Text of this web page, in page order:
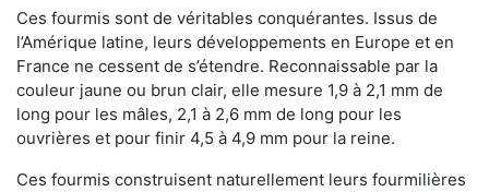
Ces fourmis sont de véritables conquérantes. Issus de
l’Amérique latine, leurs développements en Europe et en
France ne cessent de s’étendre. Reconnaissable par la
couleur jaune ou brun clair, elle mesure 1,9 à 2,1 mm de
long pour les mâles, 2,1 à 2,6 mm de long pour les
ouvrières et pour finir 4,5 à 4,9 mm pour la reine.
Ces fourmis construisent naturellement leurs fourmilières